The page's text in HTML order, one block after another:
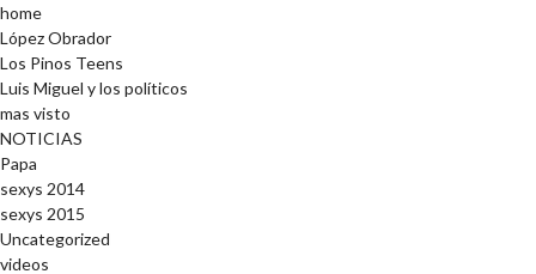
home
López Obrador
Los Pinos Teens
Luis Miguel y los políticos
mas visto
NOTICIAS
Papa
sexys 2014
sexys 2015
Uncategorized
videos